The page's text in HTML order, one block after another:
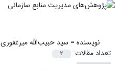
نویسنده = سید حبیب‌الله میرغفوری
تعداد مقالات:
2